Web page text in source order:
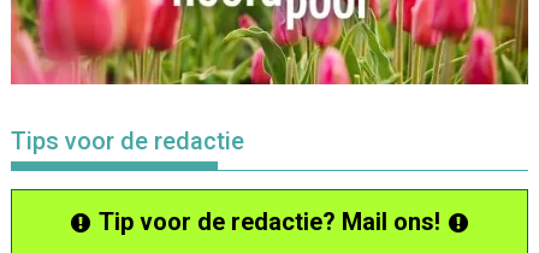
Tips voor de redactie
Tip voor de redactie? Mail ons!